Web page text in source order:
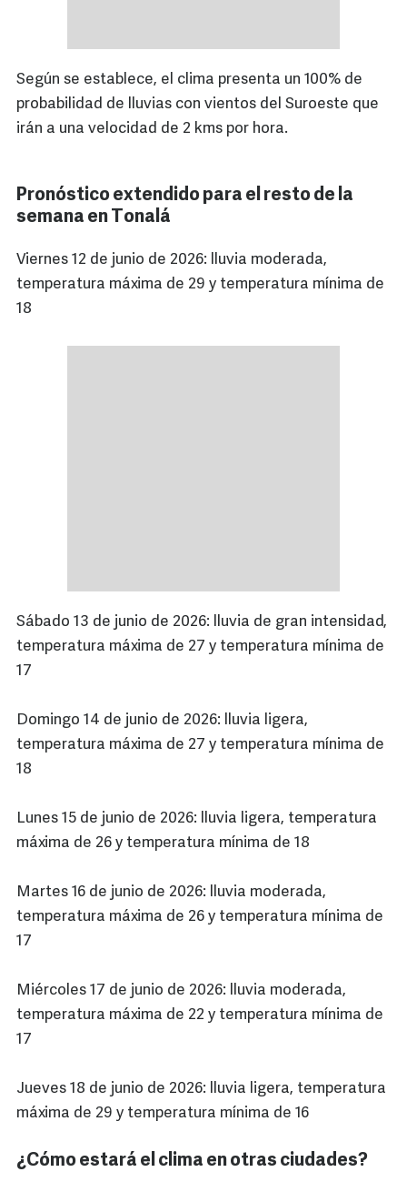
Según se establece, el clima presenta un 100% de
probabilidad de lluvias con vientos del Suroeste que
irán a una velocidad de 2 kms por hora.
Pronóstico extendido para el resto de la
semana en Tonalá
Viernes 12 de junio de 2026: lluvia moderada,
temperatura máxima de 29 y temperatura mínima de
18
Sábado 13 de junio de 2026: lluvia de gran intensidad,
temperatura máxima de 27 y temperatura mínima de
17
Domingo 14 de junio de 2026: lluvia ligera,
temperatura máxima de 27 y temperatura mínima de
18
Lunes 15 de junio de 2026: lluvia ligera, temperatura
máxima de 26 y temperatura mínima de 18
Martes 16 de junio de 2026: lluvia moderada,
temperatura máxima de 26 y temperatura mínima de
17
Miércoles 17 de junio de 2026: lluvia moderada,
temperatura máxima de 22 y temperatura mínima de
17
Jueves 18 de junio de 2026: lluvia ligera, temperatura
máxima de 29 y temperatura mínima de 16
¿Cómo estará el clima en otras ciudades?